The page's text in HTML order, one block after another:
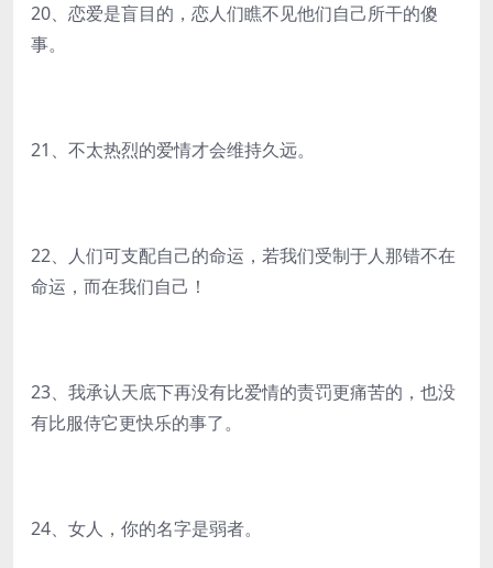
20、恋爱是盲目的，恋人们瞧不见他们自己所干的傻
事。
21、不太热烈的爱情才会维持久远。
22、人们可支配自己的命运，若我们受制于人那错不在
命运，而在我们自己！
23、我承认天底下再没有比爱情的责罚更痛苦的，也没
有比服侍它更快乐的事了。
24、女人，你的名字是弱者。